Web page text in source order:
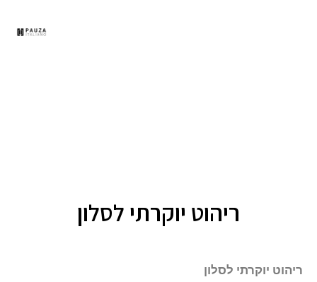
ריהוט יוקרתי לסלון
ריהוט יוקרתי לסלון